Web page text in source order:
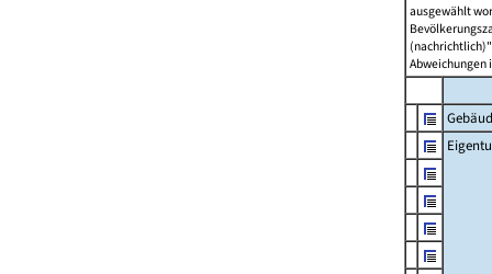
ausgewählt
Abweichungen